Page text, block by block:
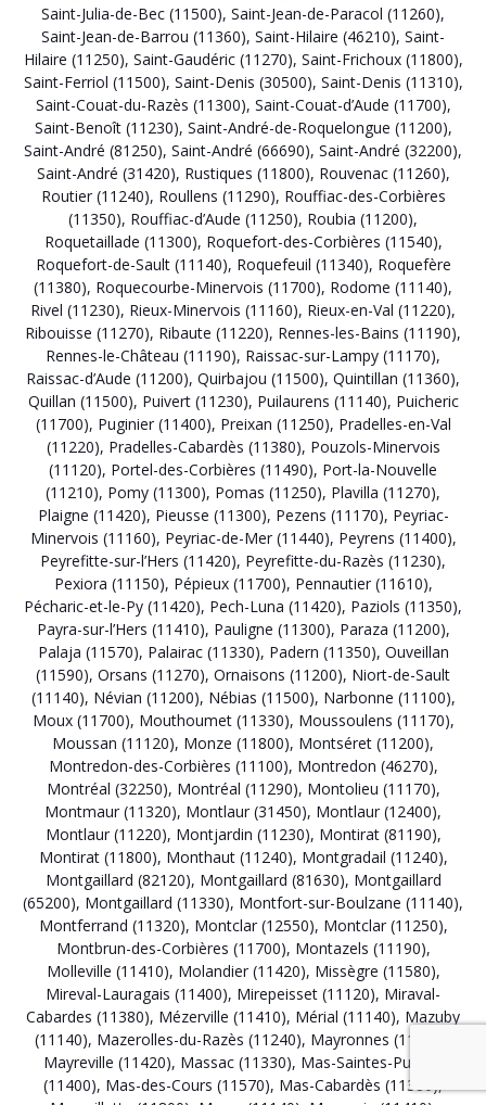
Saint-Julia-de-Bec (11500), Saint-Jean-de-Paracol (11260),
Saint-Jean-de-Barrou (11360), Saint-Hilaire (46210), Saint-
Hilaire (11250), Saint-Gaudéric (11270), Saint-Frichoux (11800),
Saint-Ferriol (11500), Saint-Denis (30500), Saint-Denis (11310),
Saint-Couat-du-Razès (11300), Saint-Couat-d’Aude (11700),
Saint-Benoît (11230), Saint-André-de-Roquelongue (11200),
Saint-André (81250), Saint-André (66690), Saint-André (32200),
Saint-André (31420), Rustiques (11800), Rouvenac (11260),
Routier (11240), Roullens (11290), Rouffiac-des-Corbières
(11350), Rouffiac-d’Aude (11250), Roubia (11200),
Roquetaillade (11300), Roquefort-des-Corbières (11540),
Roquefort-de-Sault (11140), Roquefeuil (11340), Roquefère
(11380), Roquecourbe-Minervois (11700), Rodome (11140),
Rivel (11230), Rieux-Minervois (11160), Rieux-en-Val (11220),
Ribouisse (11270), Ribaute (11220), Rennes-les-Bains (11190),
Rennes-le-Château (11190), Raissac-sur-Lampy (11170),
Raissac-d’Aude (11200), Quirbajou (11500), Quintillan (11360),
Quillan (11500), Puivert (11230), Puilaurens (11140), Puicheric
(11700), Puginier (11400), Preixan (11250), Pradelles-en-Val
(11220), Pradelles-Cabardès (11380), Pouzols-Minervois
(11120), Portel-des-Corbières (11490), Port-la-Nouvelle
(11210), Pomy (11300), Pomas (11250), Plavilla (11270),
Plaigne (11420), Pieusse (11300), Pezens (11170), Peyriac-
Minervois (11160), Peyriac-de-Mer (11440), Peyrens (11400),
Peyrefitte-sur-l’Hers (11420), Peyrefitte-du-Razès (11230),
Pexiora (11150), Pépieux (11700), Pennautier (11610),
Pécharic-et-le-Py (11420), Pech-Luna (11420), Paziols (11350),
Payra-sur-l’Hers (11410), Pauligne (11300), Paraza (11200),
Palaja (11570), Palairac (11330), Padern (11350), Ouveillan
(11590), Orsans (11270), Ornaisons (11200), Niort-de-Sault
(11140), Névian (11200), Nébias (11500), Narbonne (11100),
Moux (11700), Mouthoumet (11330), Moussoulens (11170),
Moussan (11120), Monze (11800), Montséret (11200),
Montredon-des-Corbières (11100), Montredon (46270),
Montréal (32250), Montréal (11290), Montolieu (11170),
Montmaur (11320), Montlaur (31450), Montlaur (12400),
Montlaur (11220), Montjardin (11230), Montirat (81190),
Montirat (11800), Monthaut (11240), Montgradail (11240),
Montgaillard (82120), Montgaillard (81630), Montgaillard
(65200), Montgaillard (11330), Montfort-sur-Boulzane (11140),
Montferrand (11320), Montclar (12550), Montclar (11250),
Montbrun-des-Corbières (11700), Montazels (11190),
Molleville (11410), Molandier (11420), Missègre (11580),
Mireval-Lauragais (11400), Mirepeisset (11120), Miraval-
Cabardes (11380), Mézerville (11410), Mérial (11140), Mazuby
(11140), Mazerolles-du-Razès (11240), Mayronnes (11220)
Mayreville (11420), Massac (11330), Mas-Saintes-Puelles
(11400), Mas-des-Cours (11570), Mas-Cabardès (11380)